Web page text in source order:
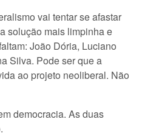
vai tentar se afastar
solução mais limpinha e
João Dória, Luciano
Silva. Pode ser que a
ao projeto neoliberal. Não
democracia. As duas